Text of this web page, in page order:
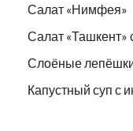
Салат «Нимфея»
Салат «Ташкент»
Слоёные
Капустный суп с